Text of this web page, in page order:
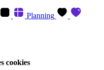
Planning
cookies